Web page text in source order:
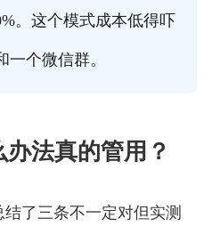
。这个模式成本低得吓
一个微信群。
法真的管用？
了三条不一定对但实测